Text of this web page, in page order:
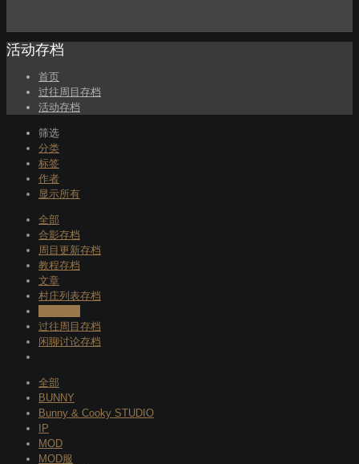
活动存档
首页
过往周目存档
活动存档
筛选
分类
标签
作者
显示所有
全部
合影存档
周目更新存档
教程存档
文章
村庄列表存档
过往周目存档
闲聊讨论存档
全部
BUNNY
Bunny & Cooky STUDIO
IP
MOD
MOD服